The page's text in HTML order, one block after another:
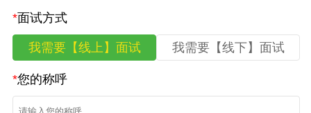
*面试方式
我需要【线上】面试 我需要【线下】面试
*您的称呼